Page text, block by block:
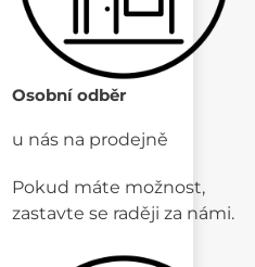
Osobní odběr
u nás na prodejně
Pokud máte možnost,
zastavte se raději za námi.